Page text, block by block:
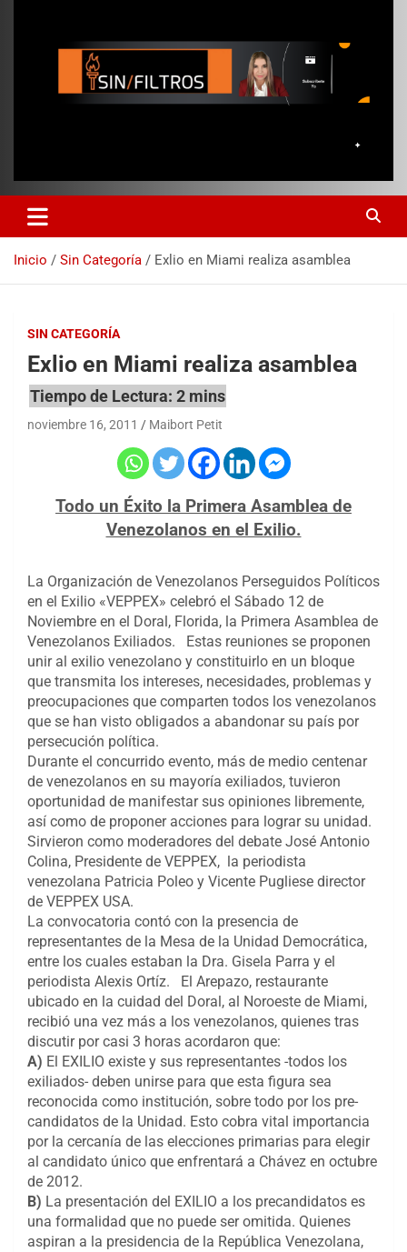
Inicio Sin Categoría Exlio en Miami realiza asamblea
SIN CATEGORÍA
Exlio en Miami realiza asamblea
noviembre 16, 2011 Maibort Petit
Todo un Éxito la Primera Asamblea de
Venezolanos en el Exilio.
La Organización de Venezolanos Perseguidos Políticos
en el Exilio «VEPPEX» celebró el Sábado 12 de
Noviembre en el Doral, Florida, la Primera Asamblea de
Venezolanos Exiliados. Estas reuniones se proponen
unir al exilio venezolano y constituirlo en un bloque
que transmita los intereses, necesidades, problemas y
preocupaciones que comparten todos los venezolanos
que se han visto obligados a abandonar su país por
persecución política.
Durante el concurrido evento, más de medio centenar
de venezolanos en su mayoría exiliados, tuvieron
oportunidad de manifestar sus opiniones libremente,
así como de proponer acciones para lograr su unidad.
Sirvieron como moderadores del debate José Antonio
Colina, Presidente de VEPPEX, la periodista
venezolana Patricia Poleo y Vicente Pugliese director
de VEPPEX USA.
La convocatoria contó con la presencia de
representantes de la Mesa de la Unidad Democrática,
entre los cuales estaban la Dra. Gisela Parra y el
periodista Alexis Ortíz. El Arepazo, restaurante
ubicado en la cuidad del Doral, al Noroeste de Miami,
recibió una vez más a los venezolanos, quienes tras
discutir por casi 3 horas acordaron que:
A) El EXILIO existe y sus representantes -todos los
exiliados- deben unirse para que esta figura sea
reconocida como institución, sobre todo por los pre-
candidatos de la Unidad. Esto cobra vital importancia
por la cercanía de las elecciones primarias para elegir
al candidato único que enfrentará a Chávez en octubre
de 2012.
B) La presentación del EXILIO a los precandidatos es
una formalidad que no puede ser omitida. Quienes
aspiran a la presidencia de la República Venezolana,